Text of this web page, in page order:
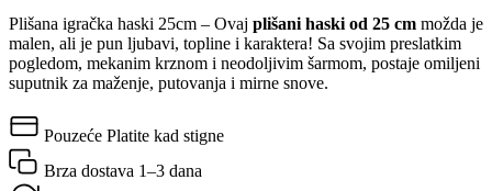
Plišana igračka haski 25cm – Ovaj plišani haski od 25 cm možda je
malen, ali je pun ljubavi, topline i karaktera! Sa svojim preslatkim
pogledom, mekanim krznom i neodoljivim šarmom, postaje omiljeni
suputnik za maženje, putovanja i mirne snove.
Pouzeće Platite kad stigne
Brza dostava 1–3 dana